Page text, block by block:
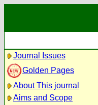
Journal Issues
Golden Pages
About This journal
Aims and Scope